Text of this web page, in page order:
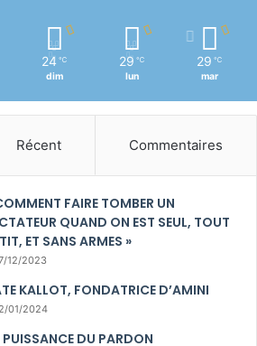
24 ℃
dim
29 ℃
lun
29 ℃
mar
Récent Commentaires
FAIRE TOMBER UN
QUAND ON EST SEUL, TOUT
ET SANS ARMES »
12/2023
KALLOT, FONDATRICE D’AMINI
01/2024
PUISSANCE DU PARDON